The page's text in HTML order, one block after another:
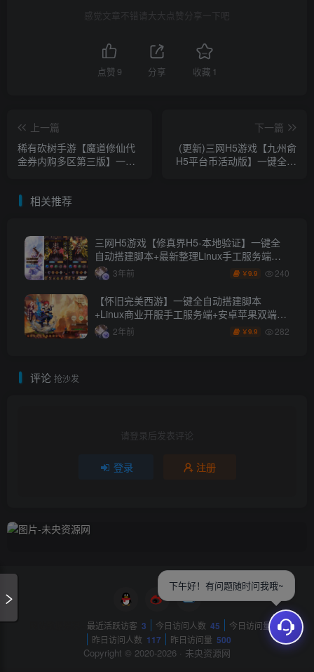
感觉文章不错请大大点赞分享一下吧
点赞 9 分享 收藏 1
上一篇
稀有砍树手游【魔道修仙代
金券内购多区第三版】一键
权后台
下一篇
(更新)三网H5游戏【九州俞
H5平台币活动版】一键全自
相关推荐
三网H5游戏【修真界H5-本地验证】一键全
自动搭建脚本+最新整理Linux手工服务端
+CDK授权后台+详细搭建教程+视频教程
3年前 ￥9.9 240
【怀旧完美西游】一键全自动搭建脚本
+Linux商业开服手工服务端+安卓苹果双端
+GM后台+详细搭建教程+全套源码
2年前 ￥9.9 282
评论 抢沙发
请登录后发表评论
登录 注册
最近活跃访客 3 今日访问人数 45 今日访问量 81
昨日访问人数 117 昨日访问量 500
Copyright © 2020-2026 · 未央资源网
下午好！有问题随时问我哦~